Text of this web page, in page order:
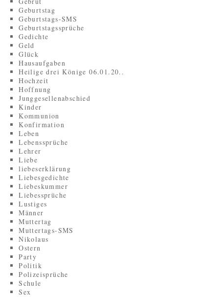
Geburtstag
Geburtstags-SMS
Geburtstagssprüche
Gedichte
Geld
Glück
Hausaufgaben
Heilige drei Könige 06.01.20..
Hochzeit
Hoffnung
Junggesellenabschied
Kinder
Kommunion
Konfirmation
Leben
Lebenssprüche
Lehrer
Liebe
liebeserklärung
Liebesgedichte
Liebeskummer
Liebessprüche
Lustiges
Männer
Muttertag
Muttertags-SMS
Nikolaus
Ostern
Party
Politik
Polizeisprüche
Schule
Sex